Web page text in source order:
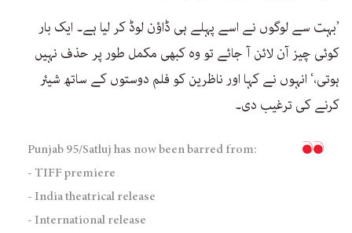
’بہت سے لوگوں نے اسے پہلے ہی ڈاؤن لوڈ کر لیا ہے۔ ایک بار
کوئی چیز آن لائن آ جائے تو وہ کبھی مکمل طور پر حذف نہیں
ہوتی،‘ انہوں نے کہا اور ناظرین کو فلم دوستوں کے ساتھ شیئر
کرنے کی ترغیب دی۔
Punjab 95/Satluj has now been barred from:
- TIFF premiere
- India theatrical release
- International release